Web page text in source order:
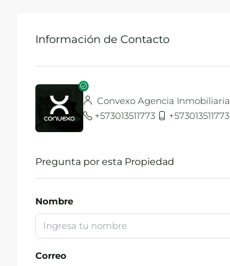
Información de Contacto
Convexo Agencia Inmobiliaria
+573013511773
+573013511773
Pregunta por esta Propiedad
Nombre
Correo